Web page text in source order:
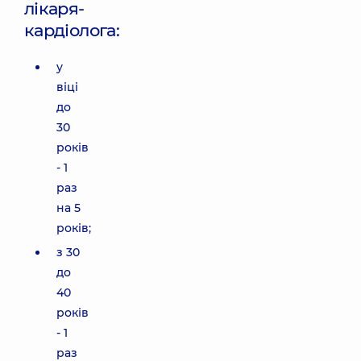
лікаря-
кардіолога:
у
віці
до
30
років
- 1
раз
на 5
років;
з 30
до
40
років
- 1
раз